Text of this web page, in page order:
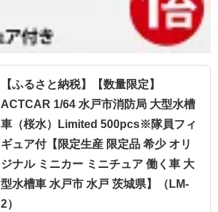
【ふるさと納税】【数量限定】
ACTCAR 1/64 水戸市消防局 大型水槽
車（桜水）Limited 500pcs※隊員フィ
ギュア付【限定生産 限定品 希少 オリ
ジナル ミニカー ミニチュア 働く車 大
型水槽車 水戸市 水戸 茨城県】（LM-
2）